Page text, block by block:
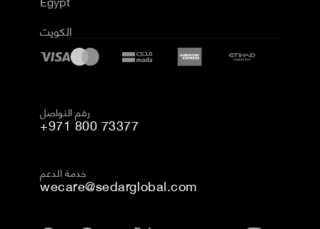
الكويت
رقم التواصل
+971 800 73377
خدمة الدعم
wecare@sedarglobal.com